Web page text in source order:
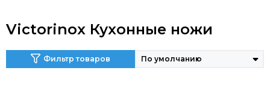
Victorinox Кухонные ножи
Фильтр товаров